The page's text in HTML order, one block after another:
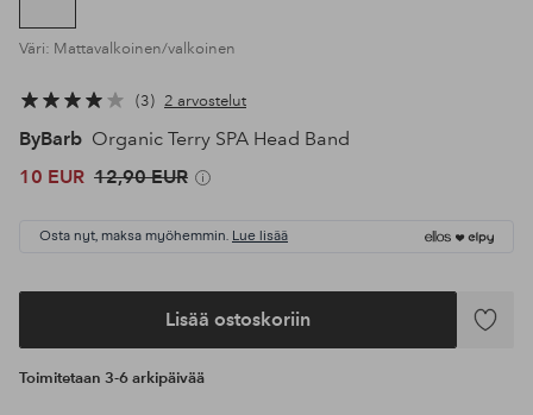
Väri: Mattavalkoinen/valkoinen
3 2 arvostelut
ByBarb Organic Terry SPA Head Band
10 EUR 12,90 EUR
Osta nyt, maksa myöhemmin. Lue lisää
Lisää ostoskoriin
Lisää
Toimitetaan 3-6 arkipäivää